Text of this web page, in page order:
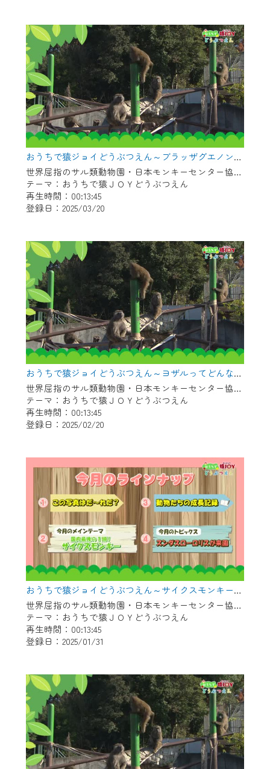
おうちで猿ジョイどうぶつえん～ブラッザグエノン～（2025年2月16日初回放送）
世界屈指のサル類動物園・日本モンキーセンター協力の親子で学べる動物番組。
テーマ：おうちで猿ＪＯＹどうぶつえん
再生時間：00:13:45
登録日：2025/03/20
おうちで猿ジョイどうぶつえん～ヨザルってどんなサル？～（2025年1月16日初回放送）
世界屈指のサル類動物園・日本モンキーセンター協力の親子で学べる動物番組。
テーマ：おうちで猿ＪＯＹどうぶつえん
再生時間：00:13:45
登録日：2025/02/20
おうちで猿ジョイどうぶつえん～サイクスモンキー～（2024年12月16日初回放送）
世界屈指のサル類動物園・日本モンキーセンター協力の親子で学べる動物番組。
テーマ：おうちで猿ＪＯＹどうぶつえん
再生時間：00:13:45
登録日：2025/01/31
（GmailやYahooなどのフリーメールアドレ
スでも作成可能です）
※マイページへのログイン・MyIDの新規登
録は こちら から
※CCNetアプリをご利用中の方は引き続き
ご視聴いただけます。
＜メンテナンス情報＞
CCNetWebTVのリニューアルにともないメ
ンテナンス作業を予定しています。
日時 9/24 9:30～16:30
テナンス中」になり、ご利用いただけませ
ん。
ご不便をおかけいたしますが、ご了承の程
よろしくお願いいたします。